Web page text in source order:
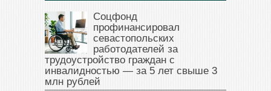
Соцфонд
профинансировал
севастопольских
работодателей за
трудоустройство граждан с
инвалидностью — за 5 лет свыше 3
млн рублей